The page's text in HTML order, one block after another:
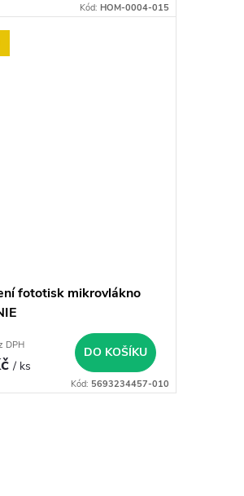
Kód: HOM-0004-015
fototisk mikrovlákno
DPH
/ ks
DO KOŠÍKU
Kód: 5693234457-010